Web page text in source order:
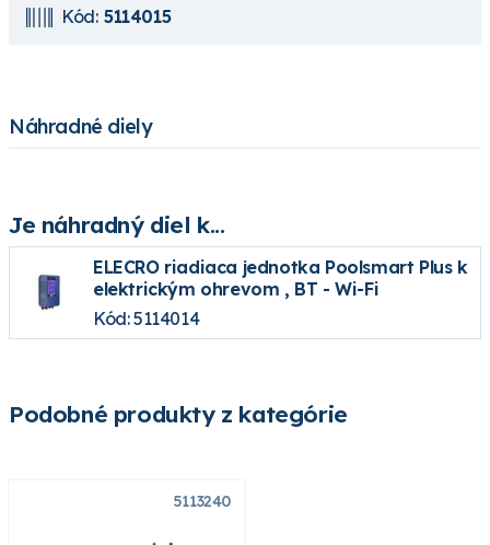
Kód: 5114015
Náhradné diely
Je náhradný diel k...
ELECRO riadiaca jednotka Poolsmart Plus k
elektrickým ohrevom , BT - Wi-Fi
Kód: 5114014
Podobné produkty z kategórie
5113240